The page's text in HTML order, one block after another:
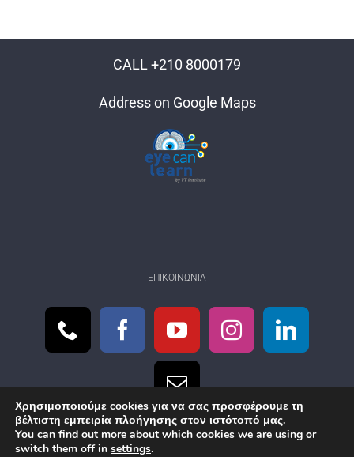
CALL +210 8000179
Address on Google Maps
ΕΠΙΚΟΙΝΩΝΊΑ
Χρησιμοποιούμε cookies για να σας προσφέρουμε τη
βέλτιστη εμπειρία πλοήγησης στον ιστότοπό μας.
You can find out more about which cookies we are using or
switch them off in settings.